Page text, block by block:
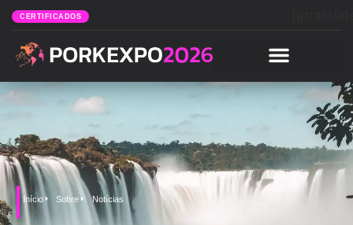
CERTIFICADOS
Início Sobre Notícias